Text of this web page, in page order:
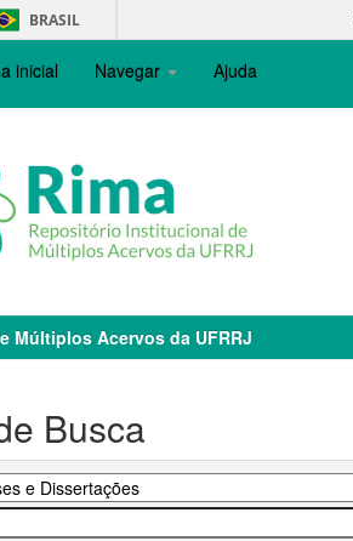
BRASIL
inicial Navegar Ajuda
Múltiplos Acervos da UFRRJ
Busca